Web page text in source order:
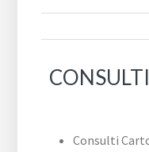
Consulti